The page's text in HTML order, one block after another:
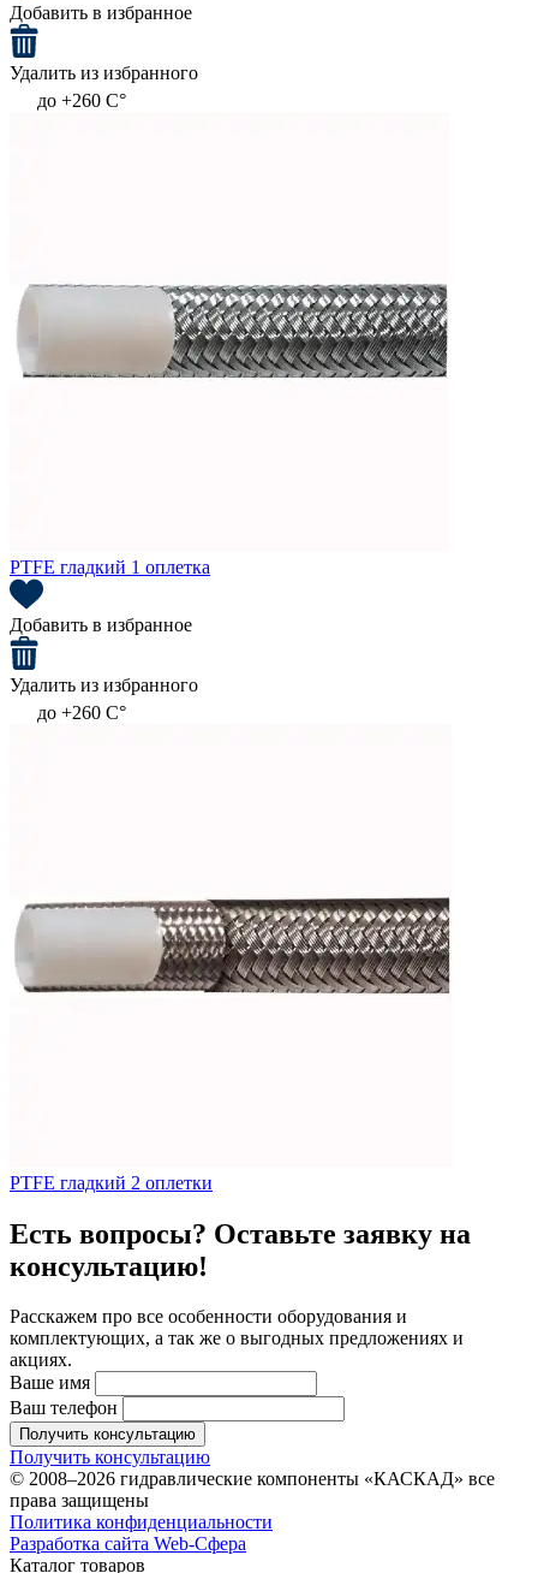
Добавить в избранное
Удалить из избранного
до +260 C°
PTFE гладкий 1 оплетка
Добавить в избранное
Удалить из избранного
до +260 C°
PTFE гладкий 2 оплетки
Есть вопросы? Оставьте заявку на
консультацию!
Расскажем про все особенности оборудования и
комплектующих, а так же о выгодных предложениях и
акциях.
Ваше имя
Ваш телефон
Получить консультацию
Получить консультацию
© 2008–2026 гидравлические компоненты «КАСКАД» все
права защищены
Политика конфиденциальности
Разработка сайта Web-Сфера
Каталог товаров